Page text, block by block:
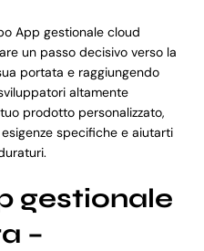
App gestionale cloud
un passo decisivo verso la
portata e raggiungendo
altamente
prodotto personalizzato,
specifiche e aiutarti
gestionale
–